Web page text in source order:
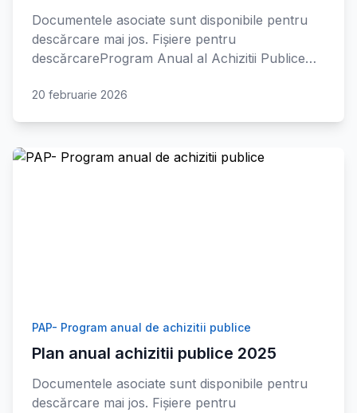
Documentele asociate sunt disponibile pentru
descărcare mai jos. Fișiere pentru
descărcareProgram Anual al Achizitii Publice…
20 februarie 2026
PAP- Program anual de achizitii publice
Plan anual achizitii publice 2025
Documentele asociate sunt disponibile pentru
descărcare mai jos. Fișiere pentru